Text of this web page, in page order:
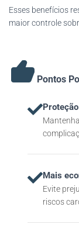
Esses benefícios
maior controle
Pontos
Mais
Evite
riscos